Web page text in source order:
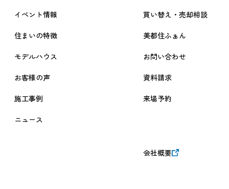
のとさせていただきます。
【お問い合わせ窓口】
管理部：042-759-0310
改定履歴
イベント情報
住まいの特徴
モデルハウス
お客様の声
施工事例
ニュース
買い替え・売却相談
美都住ふぁん
お問い合わせ
資料請求
来場予約
会社概要